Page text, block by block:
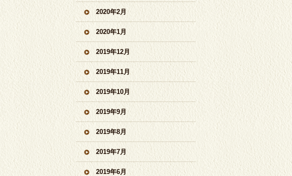
2020年2月
2020年1月
2019年12月
2019年11月
2019年10月
2019年9月
2019年8月
2019年7月
2019年6月